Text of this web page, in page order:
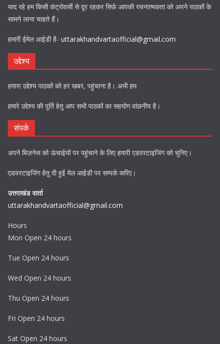
याद रहे हम किसी कंट्रोवर्सी से दूर रहकर सिर्फ़ आपकी रचनात्मकता को अपने पाठकों के
सामने लाना चाहते हैं।
हमारी ईमेल आईडी है- uttarakhandvartaofficial@gmail.com
उद्देश्य
हमारा उद्देश्य पाठकों को हर खबर, पहुंचाना है। अभी हम
हमारे उद्देश्य की पूर्ति हेतु आप सभी पाठकों का सहयोग वांछनीय है।
संपर्क
अपने बिज़नेस को ऊंचाईयों पर पहुंचाने के लिए हमारी एडवरटाइजिंग को चुनिए।
एडवरटाइजिंग हेतु दी हुई मेल आईडी पर सम्पर्क करिए।
उत्तराखंड वार्ता
uttarakhandvartaofficial@gmail.com
Hours
Mon Open 24 hours
Tue Open 24 hours
Wed Open 24 hours
Thu Open 24 hours
Fri Open 24 hours
Sat Open 24 hours